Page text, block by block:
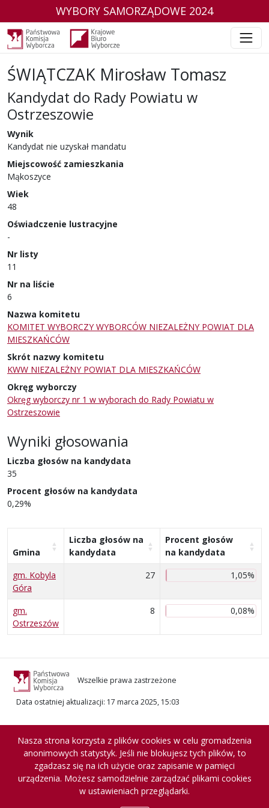
WYBORY SAMORZĄDOWE 2024
ŚWIĄTCZAK Mirosław Tomasz
Kandydat do Rady Powiatu w
Ostrzeszowie
w wyborach samorządowych w 2024 r.
Wynik
Kandydat nie uzyskał mandatu
Miejscowość zamieszkania
Mąkoszyce
Wiek
48
Oświadczenie lustracyjne
-
Nr listy
11
Nr na liście
6
Nazwa komitetu
KOMITET WYBORCZY WYBORCÓW NIEZALEŻNY POWIAT DLA
MIESZKAŃCÓW
Skrót nazwy komitetu
KWW NIEZALEŻNY POWIAT DLA MIESZKAŃCÓW
Okręg wyborczy
Okręg wyborczy nr 1 w wyborach do Rady Powiatu w
Ostrzeszowie
Wyniki głosowania
Liczba głosów na kandydata
35
Procent głosów na kandydata
0,29%
Gmina
Liczba głosów na
kandydata
Procent głosów
na kandydata
gm. Kobyla
Góra
27 1,05%
gm.
Ostrzeszów
8 0,08%
Wszelkie prawa zastrzeżone
Data ostatniej aktualizacji: 17 marca 2025, 15:03
Nasza strona korzysta z plików cookies w celu gromadzenia
anonimowych statystyk. Jeśli nie blokujesz tych plików, to
zgadzasz się na ich użycie oraz zapisanie w pamięci
urządzenia. Możesz samodzielnie zarządzać plikami cookies
w ustawieniach przeglądarki.